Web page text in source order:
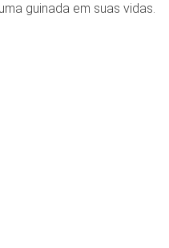
guinada em suas vidas.